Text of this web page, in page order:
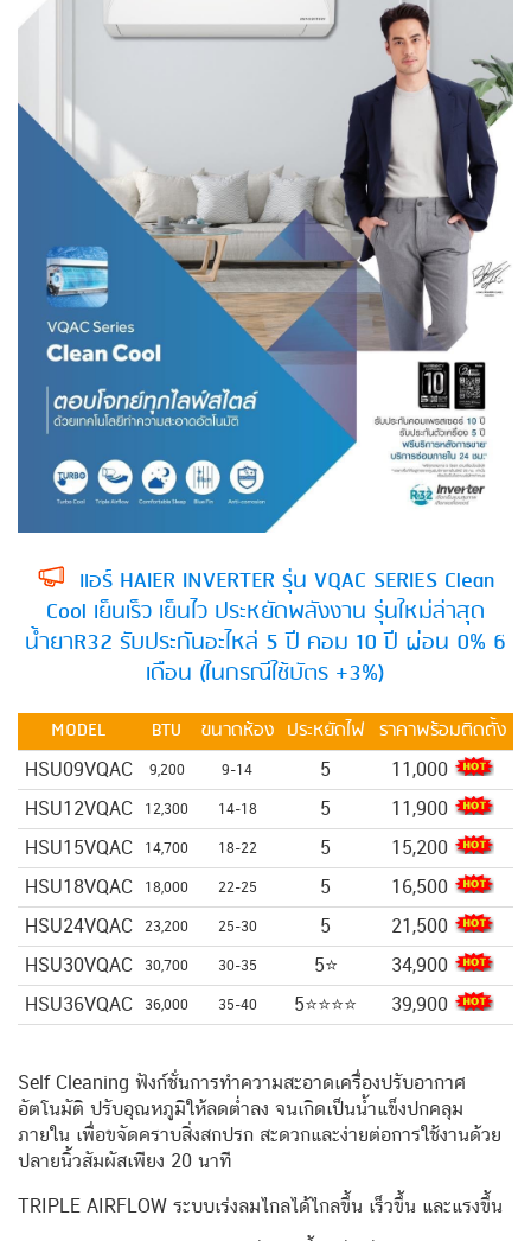
แอร์ HAIER INVERTER รุ่น VQAC SERIES Clean
Cool เย็นเร็ว เย็นไว ประหยัดพลังงาน รุ่นใหม่ล่าสุด
น้ำยาR32 รับประกันอะไหล่ 5 ปี คอม 10 ปี ผ่อน 0% 6
เดือน (ในกรณีใช้บัตร +3%)
MODEL BTU ขนาดห้อง ประหยัดไฟ ราคาพร้อมติดตั้ง
HSU09VQAC 9,200 9-14 5 11,000
HSU12VQAC 12,300 14-18 5 11,900
HSU15VQAC 14,700 18-22 5 15,200
HSU18VQAC 18,000 22-25 5 16,500
HSU24VQAC 23,200 25-30 5 21,500
HSU30VQAC 30,700 30-35 5⭐ 34,900
HSU36VQAC 36,000 35-40 5⭐⭐⭐⭐ 39,900
Self Cleaning ฟังก์ชั่นการทำความสะอาดเครื่องปรับอากาศ
อัตโนมัติ ปรับอุณหภูมิให้ลดต่ำลง จนเกิดเป็นน้ำแข็งปกคลุม
ภายใน เพื่อขจัดคราบสิ่งสกปรก สะดวกและง่ายต่อการใช้งานด้วย
ปลายนิ้วสัมผัสเพียง 20 นาที
TRIPLE AIRFLOW ระบบเร่งลมไกลได้ไกลขึ้น เร็วขึ้น และแรงขึ้น